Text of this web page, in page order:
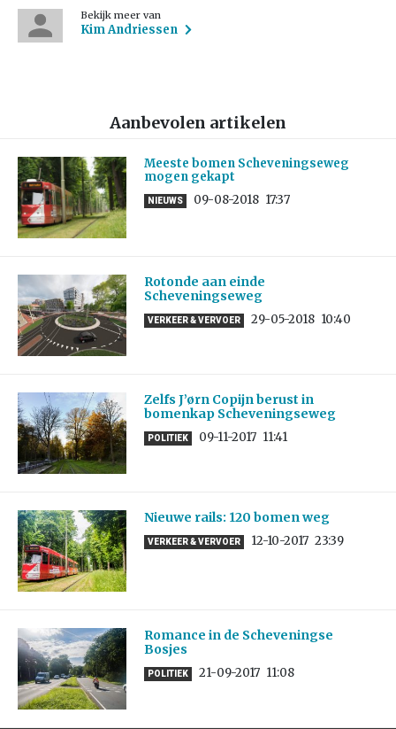
Bekijk meer van
Kim Andriessen
Aanbevolen artikelen
Meeste bomen Scheveningseweg
mogen gekapt
NIEUWS 09-08-2018 17:37
Rotonde aan einde
Scheveningseweg
VERKEER & VERVOER 29-05-2018 10:40
Zelfs J’ørn Copijn berust in
bomenkap Scheveningseweg
POLITIEK 09-11-2017 11:41
Nieuwe rails: 120 bomen weg
VERKEER & VERVOER 12-10-2017 23:39
Romance in de Scheveningse
Bosjes
POLITIEK 21-09-2017 11:08